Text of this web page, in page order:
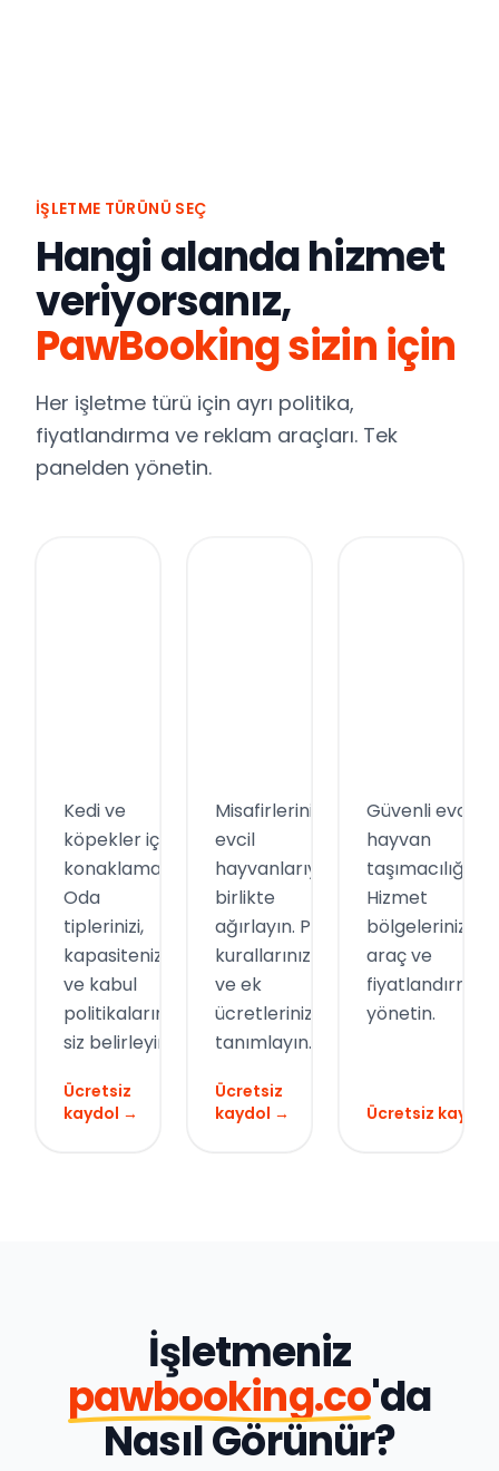
İŞLETME TÜRÜNÜ SEÇ
Hangi alanda hizmet
veriyorsanız,
PawBooking sizin için
Her işletme türü için ayrı politika,
fiyatlandırma ve reklam araçları. Tek
panelden yönetin.
Kedi ve
köpekler için
konaklama.
Oda
tiplerinizi,
kapasitenizi
ve kabul
politikalarınızı
siz belirleyin.
Ücretsiz
kaydol →
Misafirlerinizi
evcil
hayvanlarıyla
birlikte
ağırlayın. Pet
kurallarınızı
ve ek
ücretlerinizi
tanımlayın.
Ücretsiz
kaydol →
Güvenli evcil
hayvan
taşımacılığı.
Hizmet
bölgelerinizi,
araç ve
yönetin.
Ücretsiz
İşletmeniz
pawbooking.co'da
Nasıl Görünür?